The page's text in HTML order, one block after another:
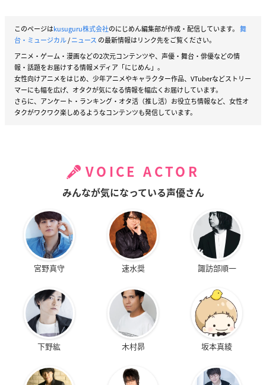
このページはkusuguru株式会社のにじめん編集部が作成・配信しています。 舞
台・ミュージカル/ニュース の最新情報はリンク先をご覧ください。
アニメ・ゲーム・漫画などの2次元コンテンツや、声優・舞台・俳優などの情
報・話題をお届けする情報メディア「にじめん」。
女性向けアニメをはじめ、少年アニメやキャラクター作品、VTuberなどストリー
マーにも幅を広げ、オタクが気になる情報を幅広くお届けしています。
さらに、アンケート・ランキング・オタ活（推し活）お役立ち情報など、女性オ
タクがワクワク楽しめるようなコンテンツも発信しています。
VOICE ACTOR
みんなが気になっている声優さん
宮野真守 速水奨 諏訪部順一
下野紘 木村昴 坂本真綾